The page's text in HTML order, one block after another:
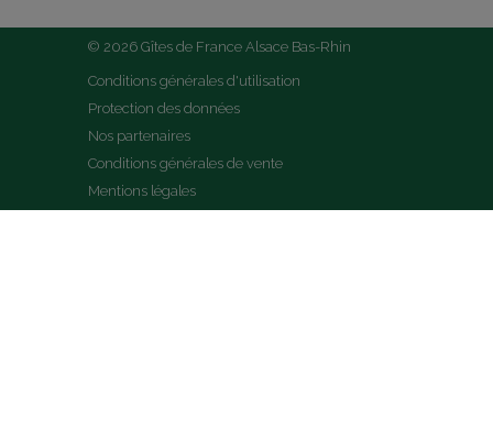
© 2026 Gîtes de France Alsace Bas-Rhin
Conditions générales d'utilisation
Protection des données
Nos partenaires
Conditions générales de vente
Mentions légales